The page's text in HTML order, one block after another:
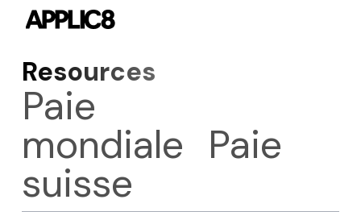
content
Resources
Paie
mondiale Paie
suisse